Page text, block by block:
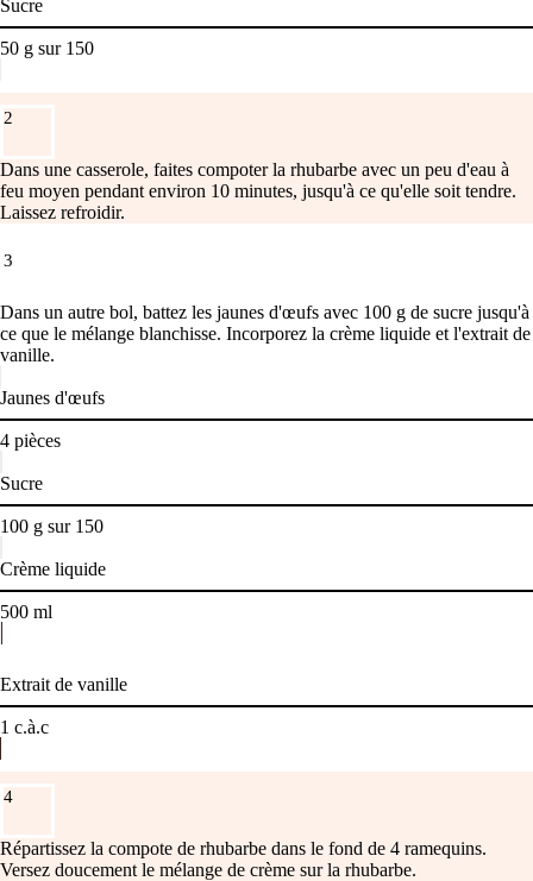
Sucre
50 g sur 150
2
Dans une casserole, faites compoter la rhubarbe avec un peu d'eau à
feu moyen pendant environ 10 minutes, jusqu'à ce qu'elle soit tendre.
Laissez refroidir.
3
Dans un autre bol, battez les jaunes d'œufs avec 100 g de sucre jusqu'à
ce que le mélange blanchisse. Incorporez la crème liquide et l'extrait de
vanille.
Jaunes d'œufs
4 pièces
Sucre
100 g sur 150
Crème liquide
500 ml
Extrait de vanille
1 c.à.c
4
Répartissez la compote de rhubarbe dans le fond de 4 ramequins.
Versez doucement le mélange de crème sur la rhubarbe.